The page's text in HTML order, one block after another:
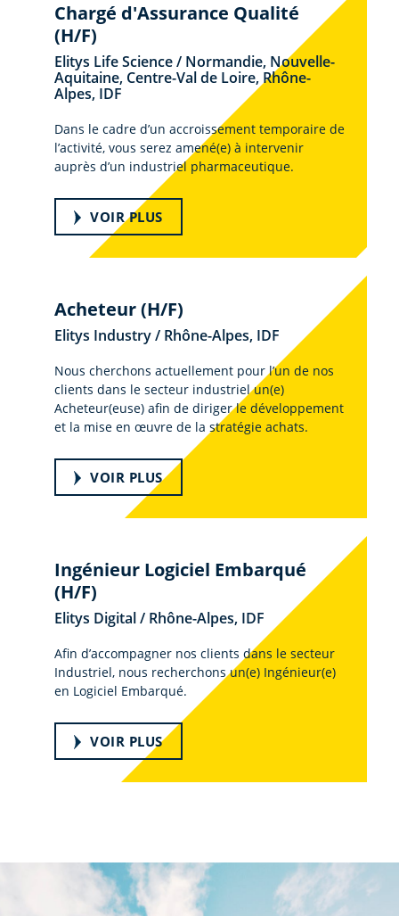
Chargé d'Assurance Qualité
(H/F)
Elitys Life Science / Normandie, Nouvelle-
Aquitaine, Centre-Val de Loire, Rhône-
Alpes, IDF
Dans le cadre d’un accroissement temporaire de
l’activité, vous serez amené(e) à intervenir
auprès d’un industriel pharmaceutique.
VOIR PLUS
Acheteur (H/F)
Elitys Industry / Rhône-Alpes, IDF
Nous cherchons actuellement pour l’un de nos
clients dans le secteur industriel un(e)
Acheteur(euse) afin de diriger le développement
et la mise en œuvre de la stratégie achats.
VOIR PLUS
Ingénieur Logiciel Embarqué
(H/F)
Elitys Digital / Rhône-Alpes, IDF
Afin d’accompagner nos clients dans le secteur
Industriel, nous recherchons un(e) Ingénieur(e)
en Logiciel Embarqué.
VOIR PLUS